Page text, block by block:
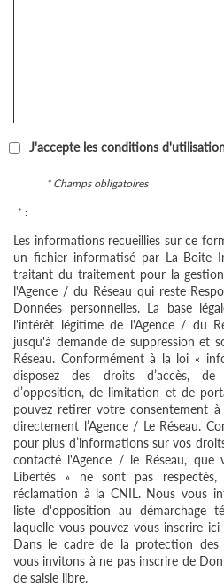
J'accepte les conditions
* Champs obligatoires
* :
Les informations recueillies sur ce
un fichier informatisé par La Boite
traitant du traitement pour la
l'Agence / du Réseau qui reste
Données personnelles. La base
l'intérêt légitime de l'Agence / du
jusqu'à demande de suppression et
Réseau. Conformément à la loi «
disposez des droits d’accès, de
d’opposition, de limitation et de
pouvez retirer votre consentement
directement l’Agence / Le Réseau.
pour plus d’informations sur vos
contacté l'Agence / le Réseau,
Libertés » ne sont pas respectés,
réclamation à la CNIL. Nous vous
liste d'opposition au démarchage
laquelle vous pouvez vous inscrire ici
Dans le cadre de la protection des
vous invitons à ne pas inscrire de
de saisie libre.